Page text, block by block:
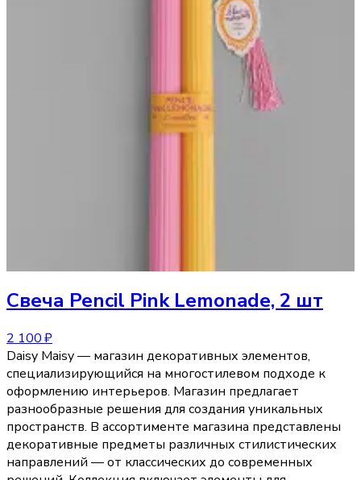
Свеча Pencil Pink Lemonade, 2 шт
2 100 ₽
Daisy Maisy — магазин декоративных элементов,
специализирующийся на многостилевом подходе к
оформлению интерьеров. Магазин предлагает
разнообразные решения для создания уникальных
пространств. В ассортименте магазина представлены
декоративные предметы различных стилистических
направлений — от классических до современных